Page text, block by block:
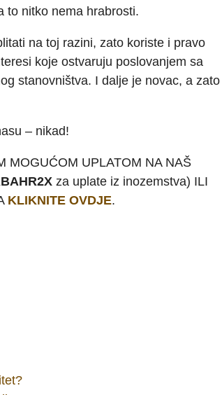
to nitko nema hrabrosti.
na toj razini, zato koriste i pravo
koje ostvaruju poslovanjem sa
stanovništva. I dalje je novac, a zato
– nikad!
MOGUĆOM UPLATOM NA NAŠ
za uplate iz inozemstva) ILI
KLIKNITE OVDJE.